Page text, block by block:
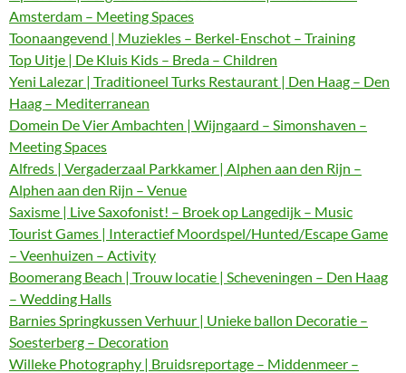
Amsterdam – Meeting Spaces
Toonaangevend | Muziekles – Berkel-Enschot – Training
Top Uitje | De Kluis Kids – Breda – Children
Yeni Lalezar | Traditioneel Turks Restaurant | Den Haag – Den
Haag – Mediterranean
Domein De Vier Ambachten | Wijngaard – Simonshaven –
Meeting Spaces
Alfreds | Vergaderzaal Parkkamer | Alphen aan den Rijn –
Alphen aan den Rijn – Venue
Saxisme | Live Saxofonist! – Broek op Langedijk – Music
Tourist Games | Interactief Moordspel/Hunted/Escape Game
– Veenhuizen – Activity
Boomerang Beach | Trouw locatie | Scheveningen – Den Haag
– Wedding Halls
Barnies Springkussen Verhuur | Unieke ballon Decoratie –
Soesterberg – Decoration
Willeke Photography | Bruidsreportage – Middenmeer –